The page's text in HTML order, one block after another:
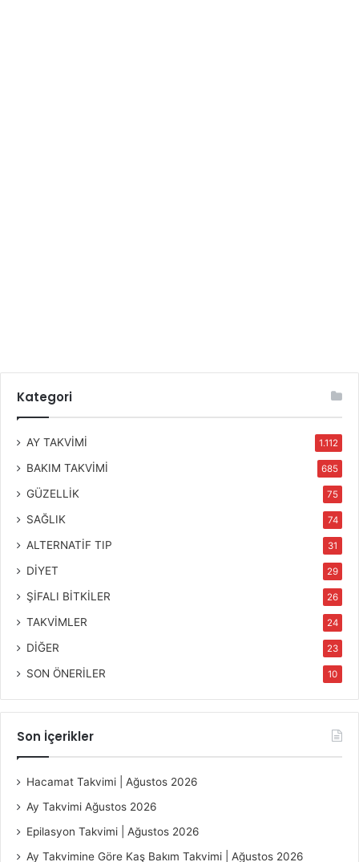
Kategori
AY TAKVİMİ 1.112
BAKIM TAKVİMİ 685
GÜZELLİK 75
SAĞLIK 74
ALTERNATİF TIP 31
DİYET 29
ŞİFALI BİTKİLER 26
TAKVİMLER 24
DİĞER 23
SON ÖNERİLER 10
Son İçerikler
Hacamat Takvimi | Ağustos 2026
Ay Takvimi Ağustos 2026
Epilasyon Takvimi | Ağustos 2026
Ay Takvimine Göre Kaş Bakım Takvimi | Ağustos 2026